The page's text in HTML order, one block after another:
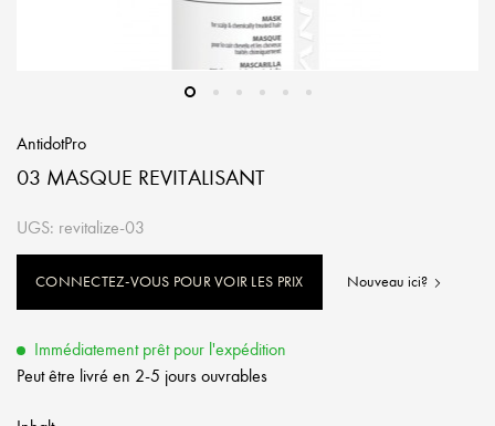
AntidotPro
03 MASQUE REVITALISANT
UGS: revitalize-03
CONNECTEZ-VOUS POUR VOIR LES PRIX Nouveau ici?
Immédiatement prêt pour l'expédition
Peut être livré en 2-5 jours ouvrables